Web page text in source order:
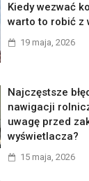
Kiedy wezwać
warto to robić z
19 maja, 2026
Najczęstsze
nawigacji
uwagę przed
wyświetlacza?
15 maja, 2026